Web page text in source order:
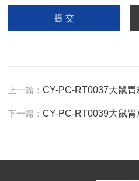
上一篇：CY-PC-RT0037大鼠
下一篇：CY-PC-RT0039大鼠